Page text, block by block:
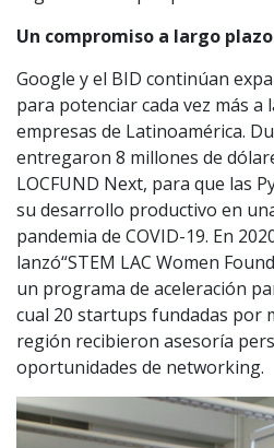
Un compromiso a largo plazo
Google y el BID continúan
para potenciar cada vez más a
empresas de Latinoamérica.
entregaron 8 millones de
LOCFUND Next, para que las
su desarrollo productivo en
pandemia de COVID-19. En
lanzó“STEM LAC Women
un programa de aceleración
cual 20 startups fundadas por
región recibieron asesoría
oportunidades de networking.